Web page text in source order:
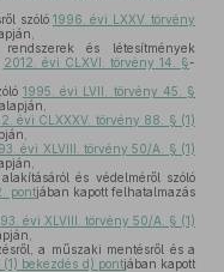
szóló 1996. évi LXXV. törvény
és létesítmények
2012. évi CLXVI. törvény 14. §-
1995. évi LVII. törvény 45. §
évi CLXXXV. törvény 88. § (1)
évi XLVIII. törvény 50/A. § (1)
és védelméről szóló
pontjában kapott felhatalmazás
évi XLVIII. törvény 50/A. § (1)
a műszaki mentésről és a
bekezdés d) pontjában kapott